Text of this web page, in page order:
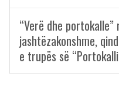
“Verë dhe
jashtëzakonshme,
e trupës së